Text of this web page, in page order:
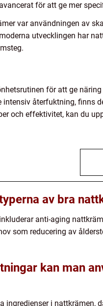
för att ge mer
var användningen av
utvecklingen har
för att ge
återfuktning, finns
och effektivitet, kan du
av bra
anti-aging
som reducering av
kan man
ingredienser i nattkrämen,